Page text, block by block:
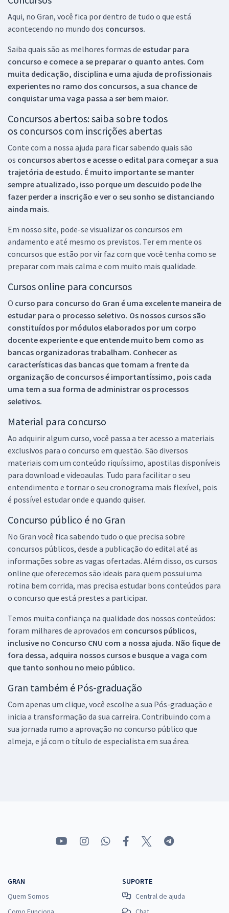
Aqui, no Gran, você fica por dentro de tudo o que está
acontecendo no mundo dos concursos.
Saiba quais são as melhores formas de estudar para
concurso e comece a se preparar o quanto antes. Com
muita dedicação, disciplina e uma ajuda de profissionais
experientes no ramo dos concursos, a sua chance de
conquistar uma vaga passa a ser bem maior.
Concursos abertos: saiba sobre todos
os concursos com inscrições abertas
Conte com a nossa ajuda para ficar sabendo quais são
os concursos abertos e acesse o edital para começar a sua
trajetória de estudo. É muito importante se manter
sempre atualizado, isso porque um descuido pode lhe
fazer perder a inscrição e ver o seu sonho se distanciando
ainda mais.
Em nosso site, pode-se visualizar os concursos em
andamento e até mesmo os previstos. Ter em mente os
concursos que estão por vir faz com que você tenha como se
preparar com mais calma e com muito mais qualidade.
Cursos online para concursos
O curso para concurso do Gran é uma excelente maneira de
estudar para o processo seletivo. Os nossos cursos são
constituídos por módulos elaborados por um corpo
docente experiente e que entende muito bem como as
bancas organizadoras trabalham. Conhecer as
características das bancas que tomam a frente da
organização de concursos é importantíssimo, pois cada
uma tem a sua forma de administrar os processos
seletivos.
Material para concurso
Ao adquirir algum curso, você passa a ter acesso a materiais
exclusivos para o concurso em questão. São diversos
materiais com um conteúdo riquíssimo, apostilas disponíveis
para download e videoaulas. Tudo para facilitar o seu
entendimento e tornar o seu cronograma mais flexível, pois
é possível estudar onde e quando quiser.
Concurso público é no Gran
No Gran você fica sabendo tudo o que precisa sobre
concursos públicos, desde a publicação do edital até as
informações sobre as vagas ofertadas. Além disso, os cursos
online que oferecemos são ideais para quem possui uma
rotina bem corrida, mas precisa estudar bons conteúdos para
o concurso que está prestes a participar.
Temos muita confiança na qualidade dos nossos conteúdos:
foram milhares de aprovados em concursos públicos,
inclusive no Concurso CNU com a nossa ajuda. Não fique de
fora dessa, adquira nossos cursos e busque a vaga com
que tanto sonhou no meio público.
Gran também é Pós-graduação
Com apenas um clique, você escolhe a sua Pós-graduação e
inicia a transformação da sua carreira. Contribuindo com a
sua jornada rumo a aprovação no concurso público que
almeja, e já com o título de especialista em sua área.
GRAN
Quem Somos
SUPORTE
Central de ajuda